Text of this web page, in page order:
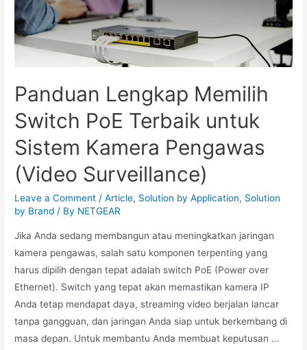
Panduan Lengkap Memilih
Switch PoE Terbaik untuk
Sistem Kamera Pengawas
(Video Surveillance)
Leave a Comment /Article, Solution by Application, Solution
by Brand / By NETGEAR
Jika Anda sedang membangun atau meningkatkan jaringan
kamera pengawas, salah satu komponen terpenting yang
harus dipilih dengan tepat adalah switch PoE (Power over
Ethernet). Switch yang tepat akan memastikan kamera IP
Anda tetap mendapat daya, streaming video berjalan lancar
tanpa gangguan, dan jaringan Anda siap untuk berkembang di
masa depan. Untuk membantu Anda membuat keputusan …